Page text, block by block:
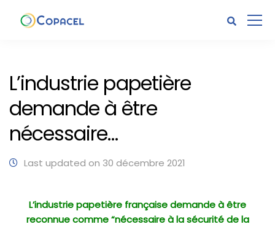
L’industrie papetière
demande à être
nécessaire…
Last updated on 30 décembre 2021
L’industrie papetière française demande à être
reconnue comme “nécessaire à la sécurité de la